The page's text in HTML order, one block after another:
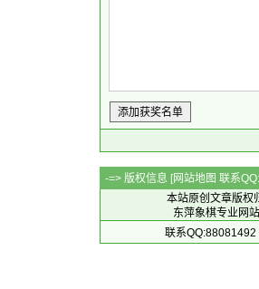
添加获奖名单
-=> 版权信息 [网站地图 联系
本站原创文章版权
东萍象棋专业网
联系